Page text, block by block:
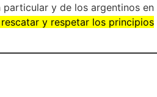
particular y de los argentinos en
y respetar los principios